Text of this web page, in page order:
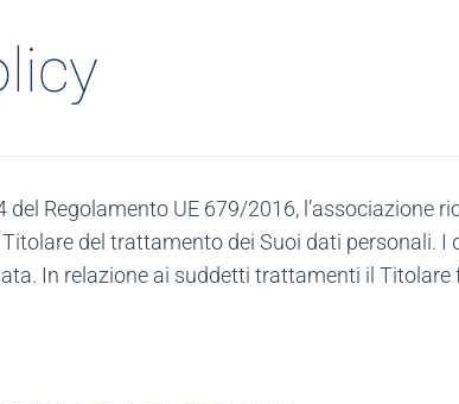
del Regolamento UE 679/2016, l’associazione
Titolare del trattamento dei Suoi dati
In relazione ai suddetti trattamenti il Titolare